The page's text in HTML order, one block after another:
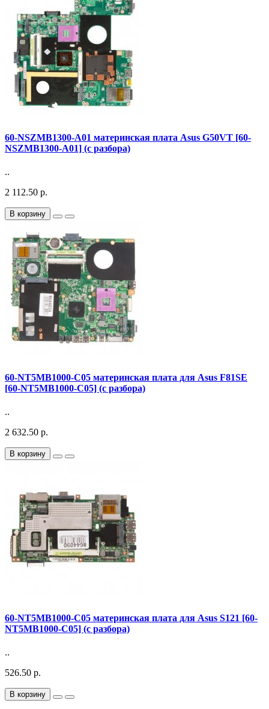
60-NSZMB1300-A01 материнская плата Asus G50VT [60-
NSZMB1300-A01] (с разбора)
..
2 112.50 р.
В корзину
60-NT5MB1000-C05 материнская плата для Asus F81SE
[60-NT5MB1000-C05] (с разбора)
..
2 632.50 р.
В корзину
60-NT5MB1000-C05 материнская плата для Asus S121 [60-
NT5MB1000-C05] (с разбора)
..
526.50 р.
В корзину